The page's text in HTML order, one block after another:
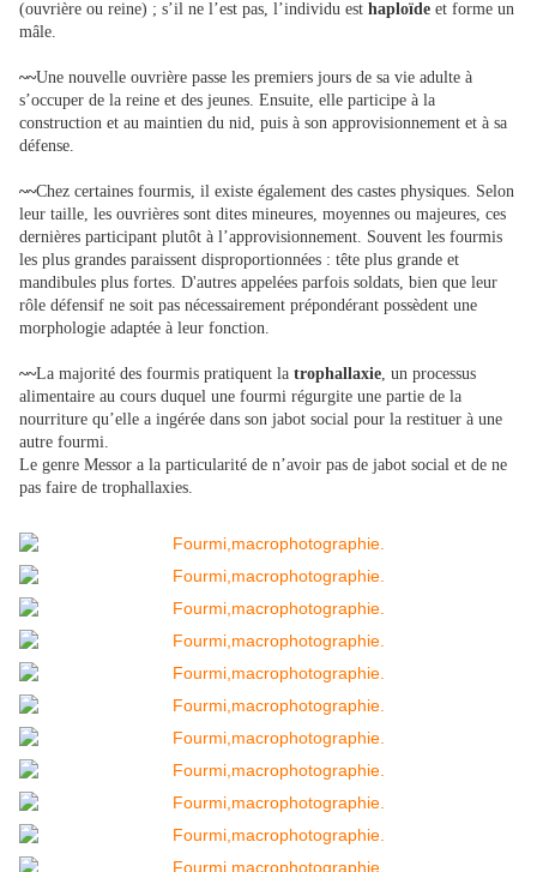
(ouvrière ou reine) ; s’il ne l’est pas, l’individu est haploïde et forme un
mâle.
~~Une nouvelle ouvrière passe les premiers jours de sa vie adulte à
s’occuper de la reine et des jeunes. Ensuite, elle participe à la
construction et au maintien du nid, puis à son approvisionnement et à sa
défense.
~~Chez certaines fourmis, il existe également des castes physiques. Selon
leur taille, les ouvrières sont dites mineures, moyennes ou majeures, ces
dernières participant plutôt à l’approvisionnement. Souvent les fourmis
les plus grandes paraissent disproportionnées : tête plus grande et
mandibules plus fortes. D'autres appelées parfois soldats, bien que leur
rôle défensif ne soit pas nécessairement prépondérant possèdent une
morphologie adaptée à leur fonction.
~~La majorité des fourmis pratiquent la trophallaxie, un processus
alimentaire au cours duquel une fourmi régurgite une partie de la
nourriture qu’elle a ingérée dans son jabot social pour la restituer à une
autre fourmi.
Le genre Messor a la particularité de n’avoir pas de jabot social et de ne
pas faire de trophallaxies.